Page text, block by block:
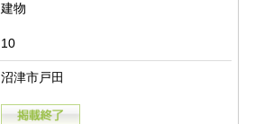
建物
10
沼津市戸田